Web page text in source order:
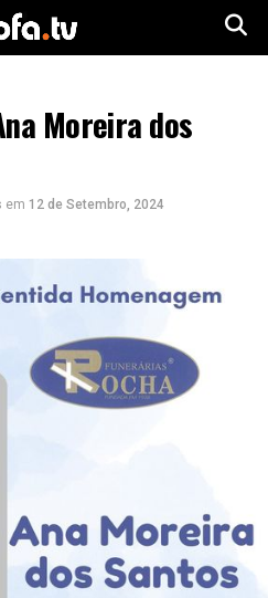
Moreira dos
em 12 de Setembro, 2024